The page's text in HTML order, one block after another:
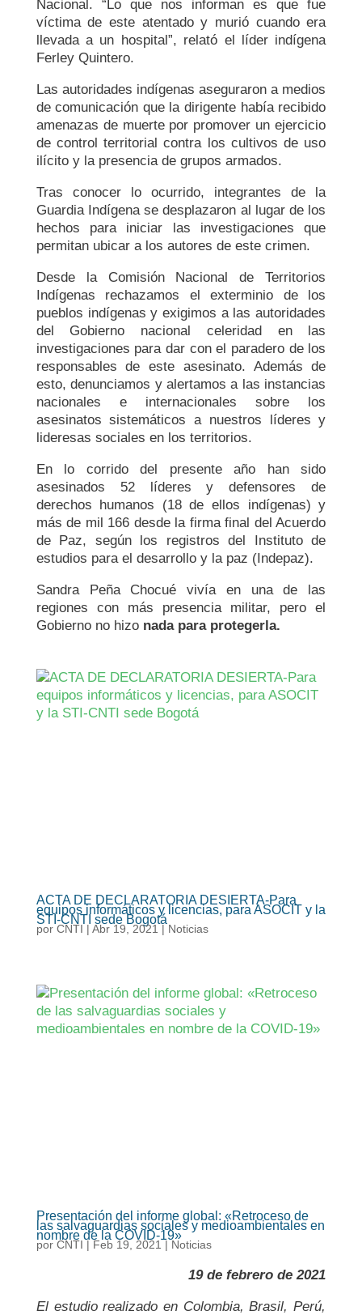
Nacional. “Lo que nos informan es que fue
víctima de este atentado y murió cuando era
llevada a un hospital”, relató el líder indígena
Ferley Quintero.
Las autoridades indígenas aseguraron a medios
de comunicación que la dirigente había recibido
amenazas de muerte por promover un ejercicio
de control territorial contra los cultivos de uso
ilícito y la presencia de grupos armados.
Tras conocer lo ocurrido, integrantes de la
Guardia Indígena se desplazaron al lugar de los
hechos para iniciar las investigaciones que
permitan ubicar a los autores de este crimen.
Desde la Comisión Nacional de Territorios
Indígenas rechazamos el exterminio de los
pueblos indígenas y exigimos a las autoridades
del Gobierno nacional celeridad en las
investigaciones para dar con el paradero de los
responsables de este asesinato. Además de
esto, denunciamos y alertamos a las instancias
nacionales e internacionales sobre los
asesinatos sistemáticos a nuestros líderes y
lideresas sociales en los territorios.
En lo corrido del presente año han sido
asesinados 52 líderes y defensores de
derechos humanos (18 de ellos indígenas) y
más de mil 166 desde la firma final del Acuerdo
de Paz, según los registros del Instituto de
estudios para el desarrollo y la paz (Indepaz).
Sandra Peña Chocué vivía en una de las
regiones con más presencia militar, pero el
Gobierno no hizo nada para protegerla.
ACTA DE DECLARATORIA DESIERTA-Para
equipos informáticos y licencias, para ASOCIT y la
STI-CNTI sede Bogotá
porCNTI|Abr 19, 2021|Noticias
Presentación del informe global: «Retroceso de
las salvaguardias sociales y medioambientales en
nombre de la COVID-19»
porCNTI|Feb 19, 2021|Noticias
19 de febrero de 2021
El estudio realizado en Colombia, Brasil, Perú,